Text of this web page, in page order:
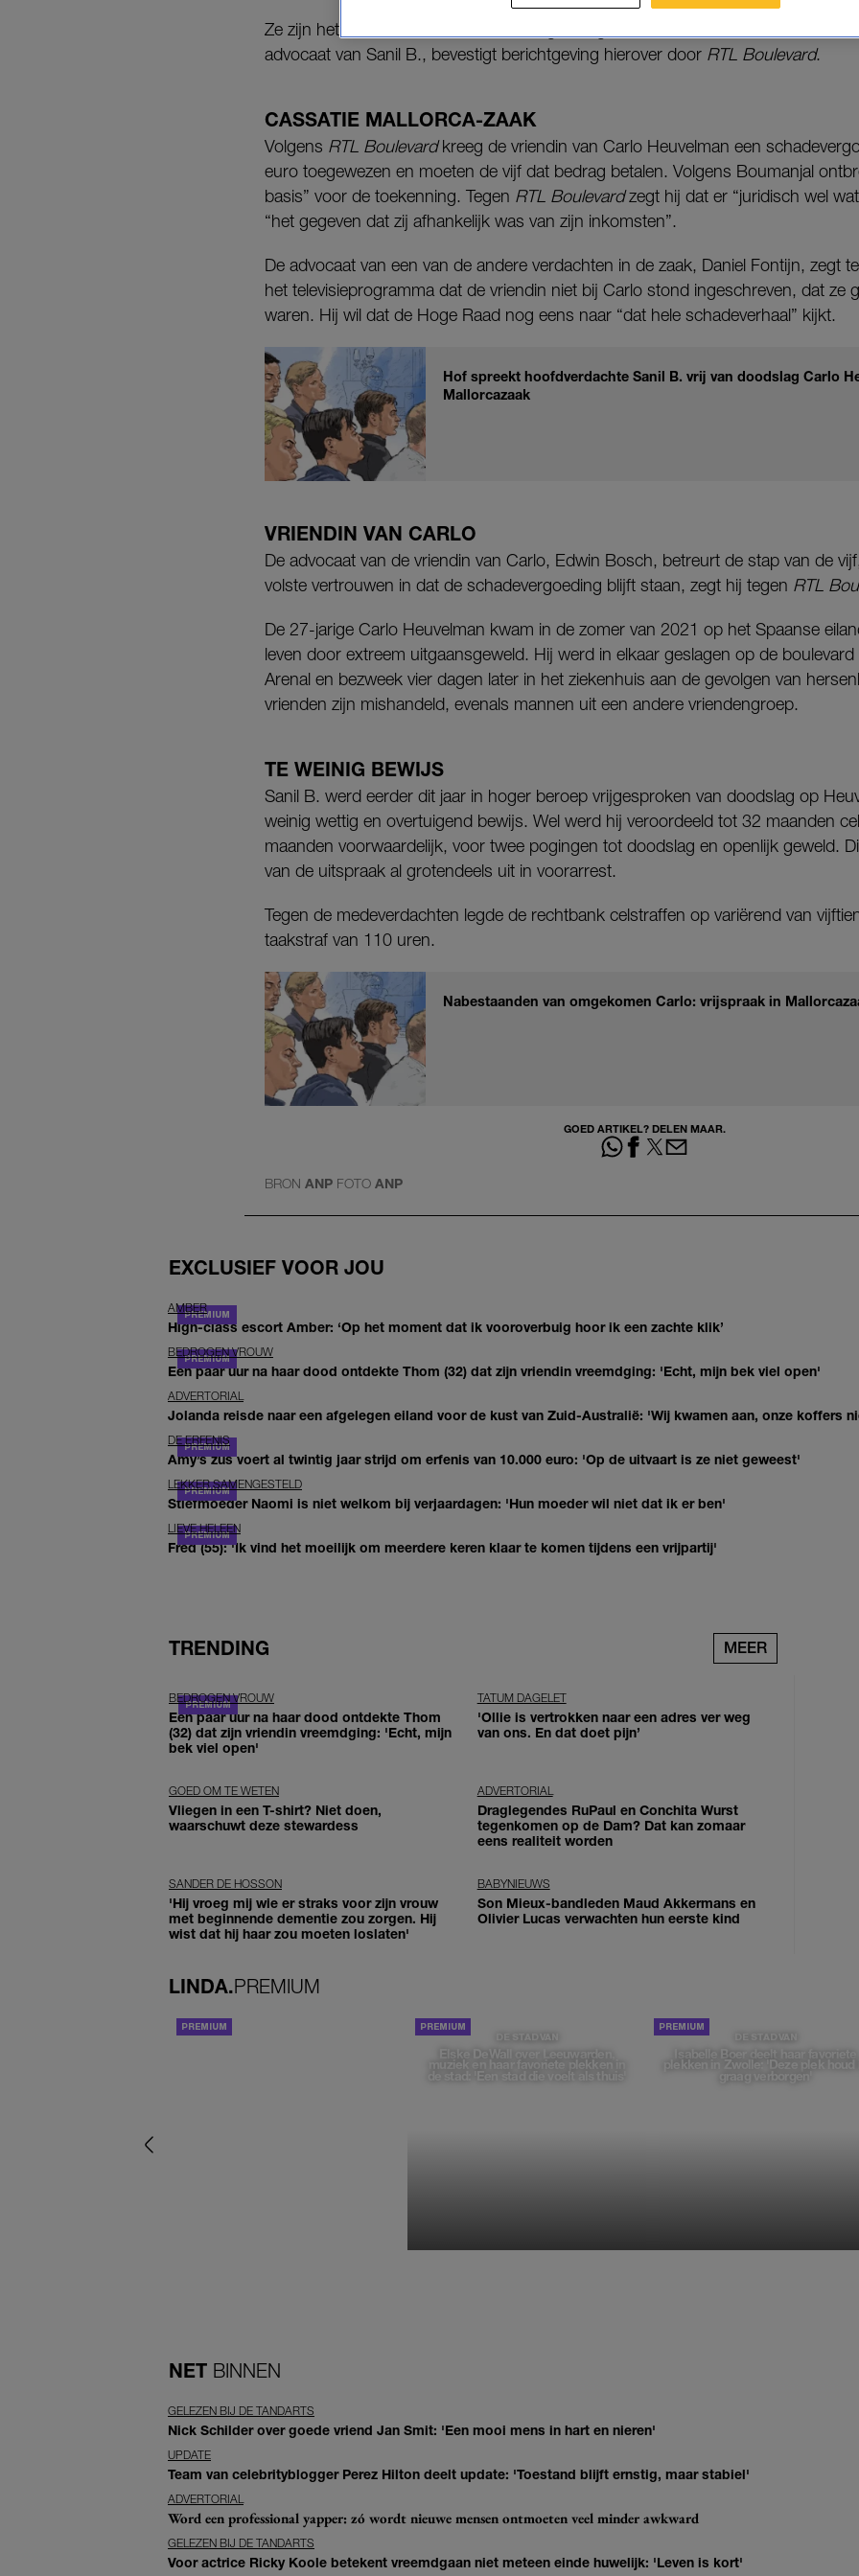
Ze zijn het niet eens met de schadevergoeding die ze moeten betalen. Advocaat
advocaat van Sanil B., bevestigt berichtgeving hierover door RTL Boulevard.
CASSATIE MALLORCA-ZAAK
Volgens RTL Boulevardkreeg de vriendin van Carlo Heuvelman een
euro toegewezen en moeten de vijf dat bedrag betalen. Volgens Boumanjal
basis” voor de toekenning. Tegen RTL Boulevardzegt hij dat er “juridisch wel
“het gegeven dat zij afhankelijk was van zijn inkomsten”.
De advocaat van een van de andere verdachten in de zaak, Daniel Fontijn, zegt
het televisieprogramma dat de vriendin niet bij Carlo stond ingeschreven, dat ze
waren. Hij wil dat de Hoge Raad nog eens naar “dat hele schadeverhaal” kijkt.
Hof spreekt hoofdverdachte Sanil B. vrij van doodslag Carlo
Mallorcazaak
VRIENDIN VAN CARLO
De advocaat van de vriendin van Carlo, Edwin Bosch, betreurt de stap van de
volste vertrouwen in dat de schadevergoeding blijft staan, zegt hij tegen RTL
De 27-jarige Carlo Heuvelman kwam in de zomer van 2021 op het Spaanse
leven door extreem uitgaansgeweld. Hij werd in elkaar geslagen op de
Arenal en bezweek vier dagen later in het ziekenhuis aan de gevolgen van
vrienden zijn mishandeld, evenals mannen uit een andere vriendengroep.
TE WEINIG BEWIJS
Sanil B. werd eerder dit jaar in hoger beroep vrijgesproken van doodslag op
weinig wettig en overtuigend bewijs. Wel werd hij veroordeeld tot 32 maanden
maanden voorwaardelijk, voor twee pogingen tot doodslag en openlijk geweld.
van de uitspraak al grotendeels uit in voorarrest.
Tegen de medeverdachten legde de rechtbank celstraffen op variërend van
taakstraf van 110 uren.
Nabestaanden van omgekomen Carlo: vrijspraak in
GOED ARTIKEL? DELEN MAAR.
BRON ANP FOTO ANP
EXCLUSIEF VOOR JOU
AMBER
High-class escort Amber: ‘Op het moment dat ik vooroverbuig hoor ik een zachte klik’
BEDROGEN VROUW
Een paar uur na haar dood ontdekte Thom (32) dat zijn vriendin vreemdging: 'Echt, mijn bek viel open'
ADVERTORIAL
Jolanda reisde naar een afgelegen eiland voor de kust van Zuid-Australië: 'Wij kwamen aan, onze koffers
DE ERFENIS
Amy’s zus voert al twintig jaar strijd om erfenis van 10.000 euro: 'Op de uitvaart is ze niet geweest'
LEKKER SAMENGESTELD
Stiefmoeder Naomi is niet welkom bij verjaardagen: 'Hun moeder wil niet dat ik er ben'
LIEVE HELEEN
Fred (55): 'Ik vind het moeilijk om meerdere keren klaar te komen tijdens een vrijpartij'
TRENDING MEER
BEDROGEN VROUW
Een paar uur na haar dood ontdekte Thom
(32) dat zijn vriendin vreemdging: 'Echt, mijn
bek viel open'
TATUM DAGELET
'Ollie is vertrokken naar een adres ver weg
van ons. En dat doet pijn’
GOED OM TE WETEN
Vliegen in een T-shirt? Niet doen,
waarschuwt deze stewardess
ADVERTORIAL
Draglegendes RuPaul en Conchita Wurst
tegenkomen op de Dam? Dat kan zomaar
eens realiteit worden
SANDER DE HOSSON
'Hij vroeg mij wie er straks voor zijn vrouw
met beginnende dementie zou zorgen. Hij
wist dat hij haar zou moeten loslaten'
BABYNIEUWS
Son Mieux-bandleden Maud Akkermans en
Olivier Lucas verwachten hun eerste kind
LINDA.PREMIUM
DE STAD VAN
Elske DeWall over Leeuwarden,
muziek en haar favoriete plekken in
de stad: 'Een stad die voelt als thuis'
DE STAD VAN
Isabelle Boer deelt haar favoriete
plekken in Zwolle: 'Deze plek houd
graag verborgen'
NET BINNEN
GELEZEN BIJ DE TANDARTS
Nick Schilder over goede vriend Jan Smit: 'Een mooi mens in hart en nieren'
UPDATE
Team van celebrityblogger Perez Hilton deelt update: 'Toestand blijft ernstig, maar stabiel'
ADVERTORIAL
Word een professional yapper: zó wordt nieuwe mensen ontmoeten veel minder awkward
GELEZEN BIJ DE TANDARTS
Voor actrice Ricky Koole betekent vreemdgaan niet meteen einde huwelijk: 'Leven is kort'